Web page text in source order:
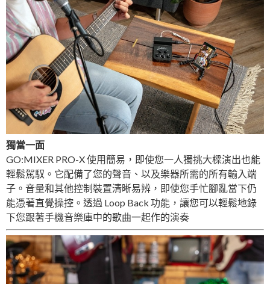
獨當一面
GO:MIXER PRO-X 使用簡易，即使您一人獨挑大樑演出也能
輕鬆駕馭。它配備了您的聲音、以及樂器所需的所有輸入端
子。音量和其他控制裝置清晰易辨，即使您手忙腳亂當下仍
能憑著直覺操控。透過 Loop Back 功能，讓您可以輕鬆地錄
下您跟著手機音樂庫中的歌曲一起作的演奏